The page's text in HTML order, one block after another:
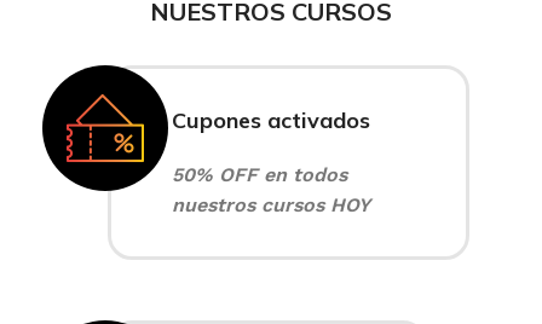
NUESTROS CURSOS
Cupones activados
50% OFF en todos
nuestros cursos HOY